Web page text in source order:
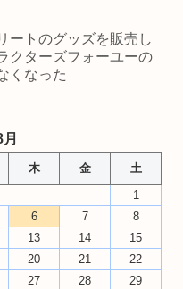
ートのグッズを販売し
クターズフォーユーの
くなった
木 金
土
1
6 7
8
13 14
15
20 21
22
27 28
29